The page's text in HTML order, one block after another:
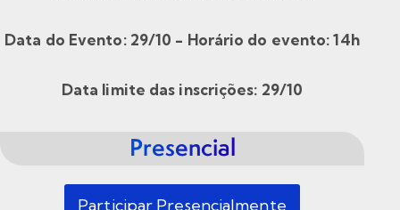
Data do Evento: 29/10 - Horário do evento: 14h
Data limite das inscrições: 29/10
Presencial
Participar Presencialmente